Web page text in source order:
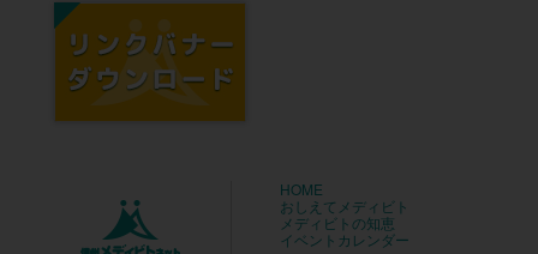
HOME
おしえてメディビト
メディビトの知恵
イベントカレンダー